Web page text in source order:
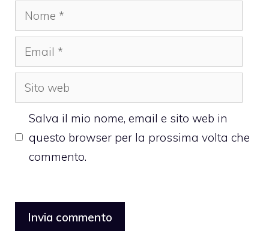
Nome
Email
Sito
web
Salva il mio nome, email e sito web in
questo browser per la prossima volta che
commento.